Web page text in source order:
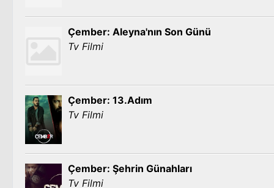
Çember: Aleyna'nın Son Günü
Tv Filmi
Çember: 13.Adım
Tv Filmi
Çember: Şehrin Günahları
Tv Filmi